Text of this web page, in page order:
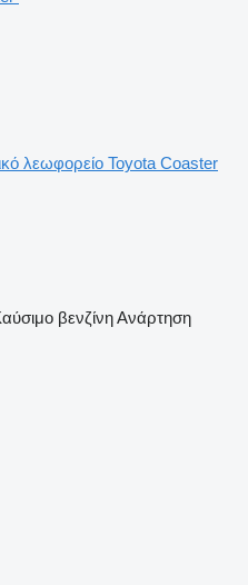
λεωφορείο Toyota Coaster
βενζίνηΑνάρτηση